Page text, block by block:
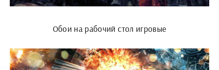
Обои на рабочий стол игровые